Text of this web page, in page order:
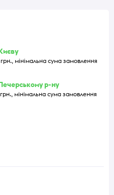
мінімальна сума замовлення
р-ну
мінімальна сума замовлення